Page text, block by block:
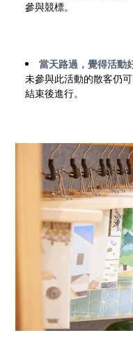
參與競標。
當天路過，覺得活動
未參與此活動的散客仍
結束後進行。